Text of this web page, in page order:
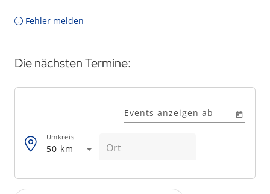
Fehler melden
Die nächsten Termine:
Events anzeigen ab
50 km
Umkreis